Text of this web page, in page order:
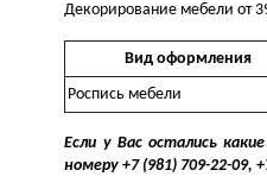
Декорирование мебели от
Вид оформления
Роспись мебели
Если у Вас остались
номеру +7 (981) 709-22-09,